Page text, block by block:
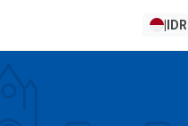
| IDR